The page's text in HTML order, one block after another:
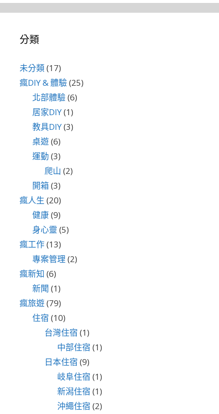
分類
未分類(17)
瘋DIY & 體驗(25)
北部體驗(6)
居家DIY(1)
教具DIY(3)
桌遊(6)
運動 (3)
爬山 (2)
開箱(3)
瘋人生 (20)
健康(9)
身心靈 (5)
瘋工作(13)
專案管理 (2)
瘋新知 (6)
新聞 (1)
瘋旅遊(79)
住宿 (10)
台灣住宿 (1)
中部住宿 (1)
日本住宿 (9)
岐阜住宿 (1)
新潟住宿 (1)
沖繩住宿 (2)